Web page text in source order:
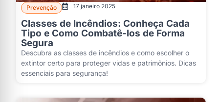
Prevenção 17 janeiro 2025
Classes de Incêndios: Conheça Cada
Tipo e Como Combatê-los de Forma
Segura
Descubra as classes de incêndios e como escolher o
extintor certo para proteger vidas e patrimônios. Dicas
essenciais para segurança!